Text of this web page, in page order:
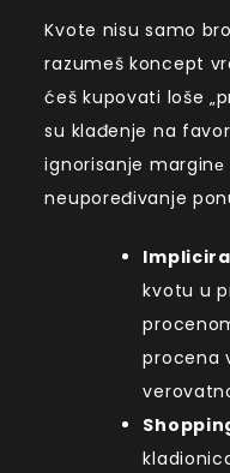
Kvote nisu samo
razumeš koncept
ćeš kupovati loše
su klađenje na
ignorisanje
neupoređivanje
kvotu u
procena